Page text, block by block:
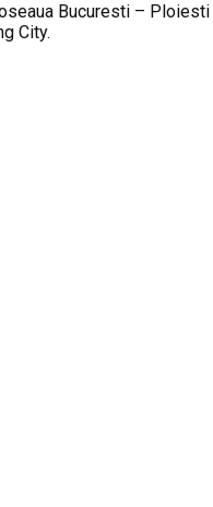
Bucuresti –
City.